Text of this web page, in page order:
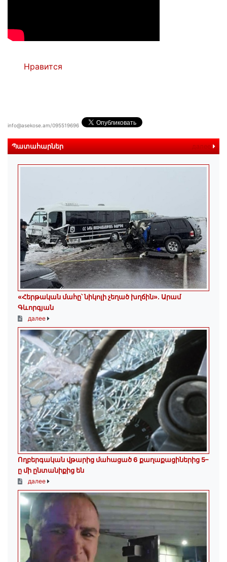
Нравится
info@asekose.am/095519696
Պատահարներ далее
«Հերթական մահը՝ նիկոլի չեղած խղճին»․ Արամ
Գևորգյան
далее
Ողբերգական վթարից մահացած 6 քաղաքացիներից 5–
ը մի ընտանիքից են
далее